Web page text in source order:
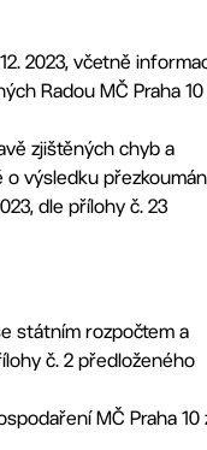
2023, včetně
Radou MČ Praha
zjištěných chyb a
výsledku
dle přílohy č. 23
státním rozpočtem a
č. 2 předloženého
MČ Praha 10